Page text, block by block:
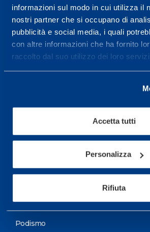
informazioni sul modo in cui utilizza il
nostri partner che si occupano di
pubblicità e social media, i quali
con altre informazioni che ha fornito
raccolto dal suo utilizzo dei loro
Accetta tutti
Personalizza
Rifiuta
Maggiori
Servizi
Sport
Ciclismo e MTB
Podismo